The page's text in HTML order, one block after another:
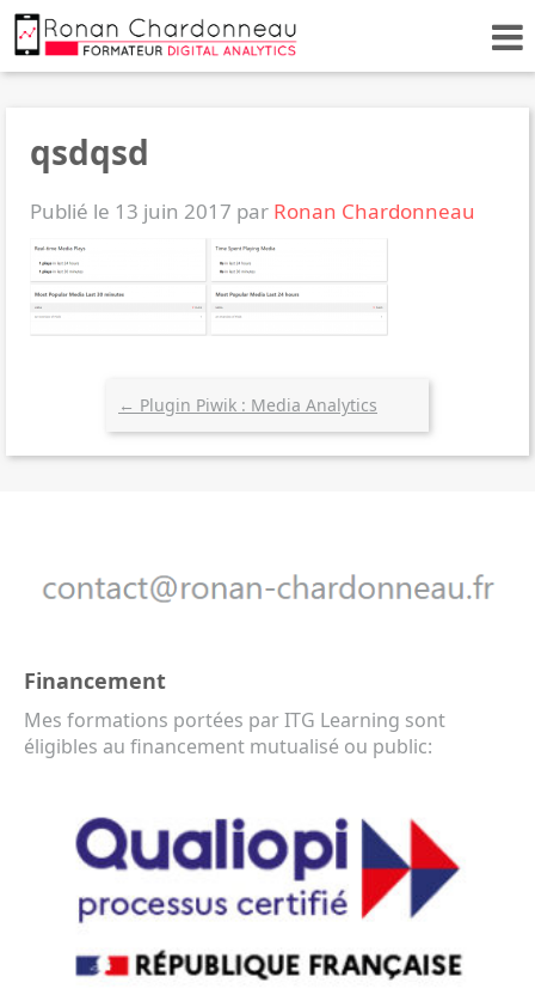
qsdqsd
Publié le 13 juin 2017 par Ronan Chardonneau
← Plugin Piwik : Media Analytics
Financement
Mes formations portées par ITG Learning sont
éligibles au financement mutualisé ou public: